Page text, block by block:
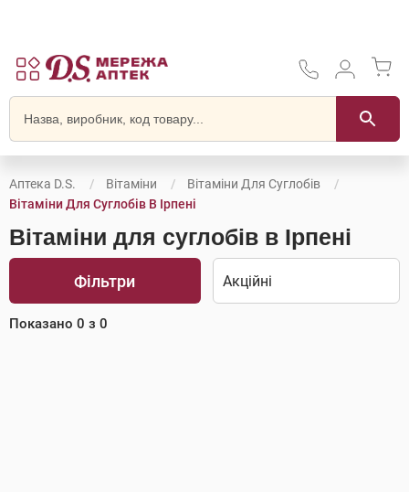
Аптека D.S. Вітаміни
Вітаміни Для Суглобів
Вітаміни Для Суглобів В Ірпені
Вітаміни для суглобів в Ірпені
Фільтри
Показано 0 з 0